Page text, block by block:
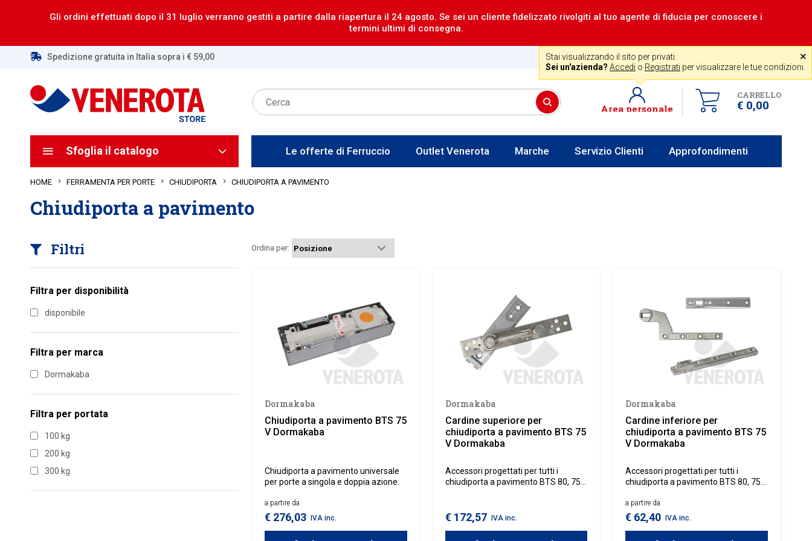
Gli ordini effettuati dopo il 31 luglio verranno gestiti a partire dalla riapertura il 24 agosto. Se sei un cliente fidelizzato rivolgiti al tuo agente di fiducia per conoscere i
termini ultimi di consegna.
Spedizione gratuita in Italia sopra i € 59,00 Assistenza gratuita
dal lun al ven 8-12 14-18 +39 0341 256700 ˟
Stai visualizzando il sito per privati.
Sei un'azienda? Accedi o Registrati per visualizzare le tue condizioni.
CARRELLO
€ 0,00
Area personale
Sfoglia il catalogo Le offerte di Ferruccio Outlet Venerota Marche Servizio Clienti Approfondimenti
HOME FERRAMENTA PER PORTE CHIUDIPORTA CHIUDIPORTA A PAVIMENTO
Chiudiporta a pavimento
Filtri
Filtra per disponibilità
disponibile
Filtra per marca
Dormakaba
Filtra per portata
100 kg
200 kg
300 kg
Ordina per:
Dormakaba
Chiudiporta a pavimento BTS 75
V Dormakaba
Chiudiporta a pavimento universale
per porte a singola e doppia azione.
a partire da
€ 276,03 IVA inc.
Dormakaba
Cardine superiore per
chiudiporta a pavimento BTS 75
V Dormakaba
Accessori progettati per tutti i
chiudiporta a pavimento BTS 80, 75
€ 172,57 IVA inc.
Dormakaba
Cardine inferiore per
chiudiporta a pavimento BTS 75
V Dormakaba
Accessori progettati per tutti i
chiudiporta a pavimento BTS 80, 75
a partire da
€ 62,40 IVA inc.